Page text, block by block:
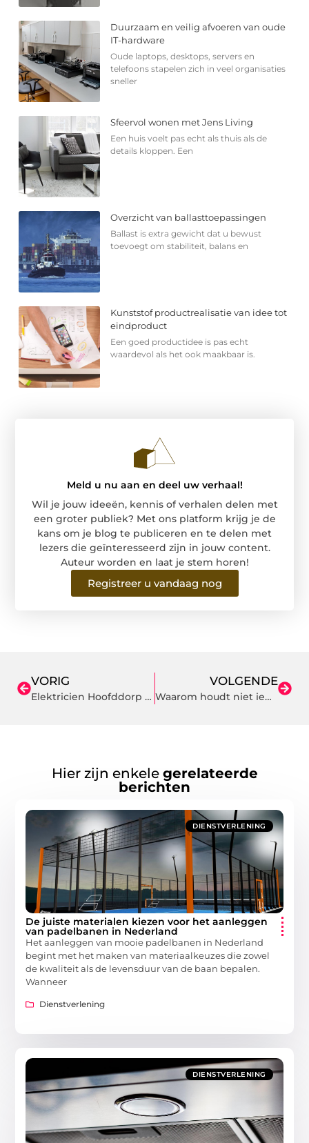
Duurzaam en veilig afvoeren van oude
IT-hardware
Oude laptops, desktops, servers en
telefoons stapelen zich in veel organisaties
sneller
Sfeervol wonen met Jens Living
Een huis voelt pas echt als thuis als de
details kloppen. Een
Overzicht van ballasttoepassingen
Ballast is extra gewicht dat u bewust
toevoegt om stabiliteit, balans en
Kunststof productrealisatie van idee tot
eindproduct
Een goed productidee is pas echt
waardevol als het ook maakbaar is.
Meld u nu aan en deel uw verhaal!
Wil je jouw ideeën, kennis of verhalen delen met
een groter publiek? Met ons platform krijg je de
kans om je blog te publiceren en te delen met
lezers die geïnteresseerd zijn in jouw content.
Auteur worden en laat je stem horen!
Registreer u vandaag nog
VORIG
Elektricien Hoofddorp is een van de beste elektriciens in de buurt!
VOLGENDE
Waarom houdt niet iedereen van bier?
Hier zijn enkele gerelateerde
berichten
DIENSTVERLENING
De juiste materialen kiezen voor het aanleggen
van padelbanen in Nederland
Het aanleggen van mooie padelbanen in Nederland
begint met het maken van materiaalkeuzes die zowel
de kwaliteit als de levensduur van de baan bepalen.
Wanneer
Dienstverlening
DIENSTVERLENING